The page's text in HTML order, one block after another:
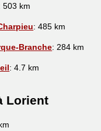
503 km
: 485 km
Branche: 284 km
: 4.7 km
Lorient